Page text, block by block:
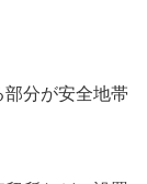
分が安全地帯